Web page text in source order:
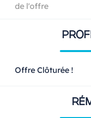
de l'offre
Offre Clôturée !